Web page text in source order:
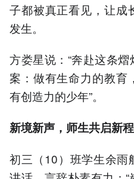
子都被真正看见，让成
发生。
方娄星说：“奔赴这条
案：做有生命力的教育
有创造力的少年”。
新境新声，师生共启新程
初三（10）班学生余雨